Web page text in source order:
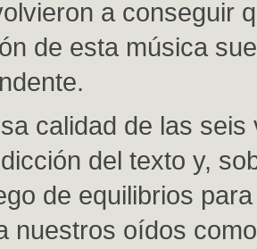
a conseguir
de esta música
calidad de las seis
del texto y,
de equilibrios
nuestros oídos